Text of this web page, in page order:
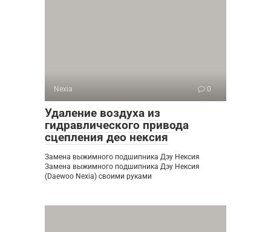
Nexia 0
Удаление воздуха из
гидравлического привода
сцепления део нексия
Замена выжимного подшипника Дэу Нексия
Замена выжимного подшипника Дэу Нексия
(Daewoo Nexia) своими руками